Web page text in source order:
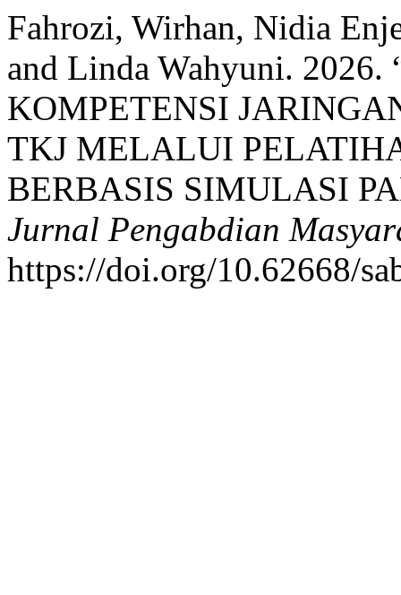
Fahrozi, Wirhan, Nidia
and Linda Wahyuni.
KOMPETENSI
TKJ MELALUI
BERBASIS SIMULASI
Jurnal Pengabdian
https://doi.org/10.62668/